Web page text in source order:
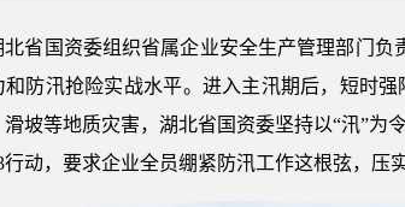
国资委组织省属企业安全生产管理部门负
和防汛抢险实战水平。进入主汛期后，短时
坡等地质灾害，湖北省国资委坚持以“汛”
行动，要求企业全员绷紧防汛工作这根弦，压